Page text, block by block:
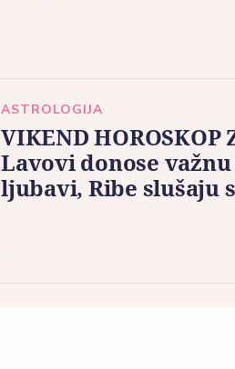
ASTROLOGIJA
VIKEND HOROSKOP
Lavovi donose
ljubavi, Ribe slušaju